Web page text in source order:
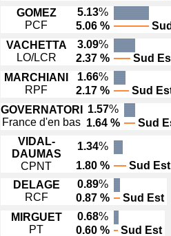
GOMEZ
PCF
5.13%
5.06 %
VACHETTA
LO/LCR
3.09%
2.37 %
Sud
MARCHIANI
RPF
1.66%
2.17 %
Sud
GOVERNATORI
France d'en bas
1.57%
1.64 %
Sud
VIDAL-
DAUMAS
CPNT
1.34%
1.80 %
Sud Est
DELAGE
RCF
0.89%
0.87 %
Sud Est
MIRGUET
PT
0.68%
0.60 %
Sud Est